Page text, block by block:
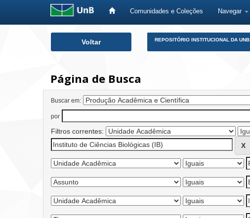
Comunidades e Coleções Navegar
Voltar REPOSITÓRIO INSTITUCIONAL DA UNB
Página de Busca
Buscar em:
por
Filtros correntes: